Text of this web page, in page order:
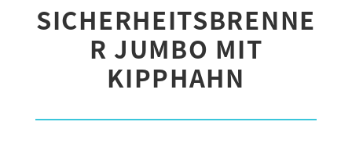
SICHERHEITSBRENNE
R JUMBO MIT
KIPPHAHN